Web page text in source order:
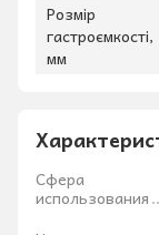
Розмір
гастроємкості,
мм
Сфера
использования